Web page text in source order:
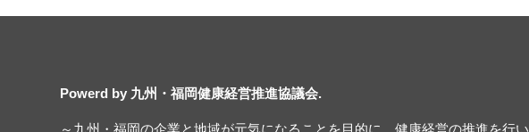
Powerd by 九州・福岡健康経営推進協議会.